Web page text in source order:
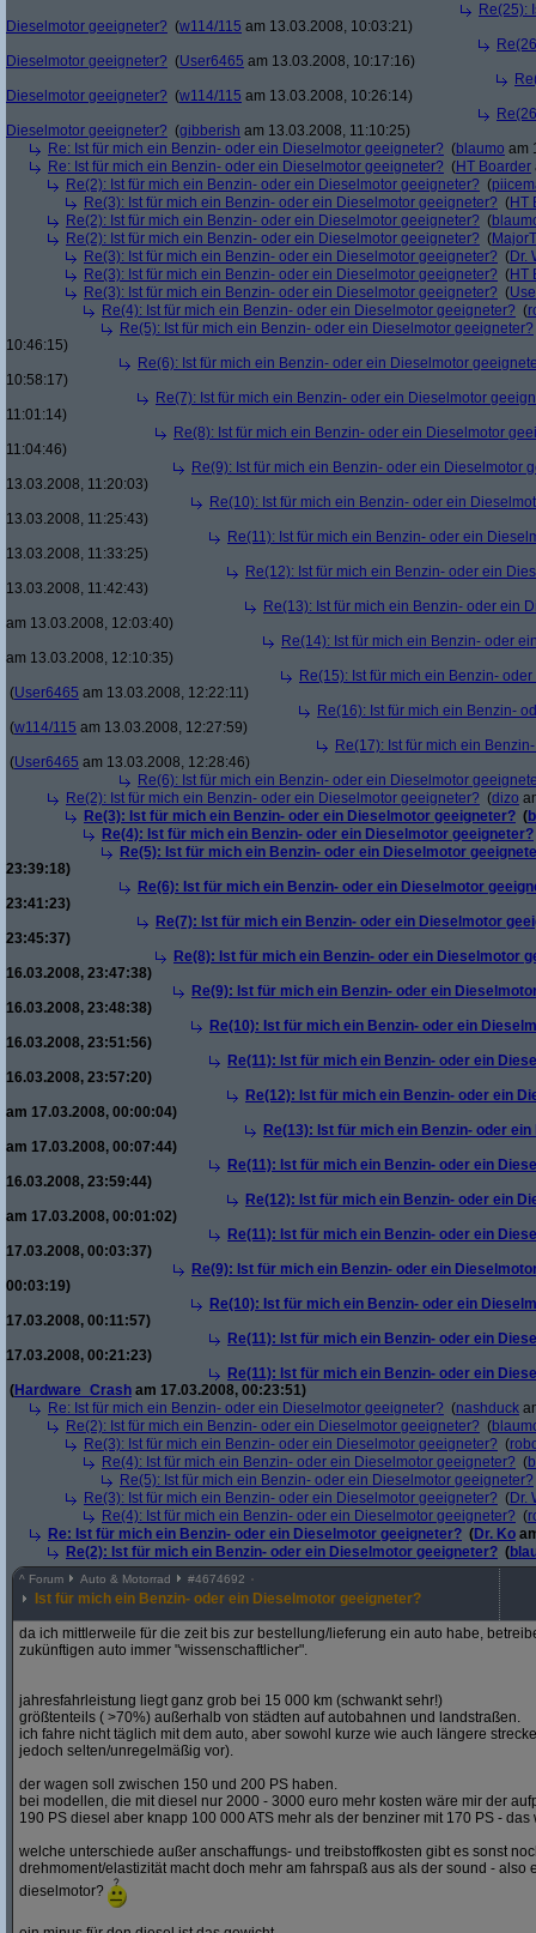
Re(25):
Dieselmotor geeigneter? (w114/115 am 13.03.2008, 10:03:21)
Dieselmotor geeigneter? (User6465 am 13.03.2008, 10:17:16)
Dieselmotor geeigneter? (w114/115 am 13.03.2008, 10:26:14)
Dieselmotor geeigneter? (gibberish am 13.03.2008, 11:10:25)
Re: Ist für mich ein Benzin- oder ein Dieselmotor geeigneter? (blaumo am
Re: Ist für mich ein Benzin- oder ein Dieselmotor geeigneter? (HT Boarder
Re(2): Ist für mich ein Benzin- oder ein Dieselmotor geeigneter? (
Re(3): Ist für mich ein Benzin- oder ein Dieselmotor geeigneter? (HT
Re(2): Ist für mich ein Benzin- oder ein Dieselmotor geeigneter? (
Re(2): Ist für mich ein Benzin- oder ein Dieselmotor geeigneter? (
Re(3): Ist für mich ein Benzin- oder ein Dieselmotor geeigneter? (Dr.
Re(3): Ist für mich ein Benzin- oder ein Dieselmotor geeigneter? (HT
Re(3): Ist für mich ein Benzin- oder ein Dieselmotor geeigneter? (
Re(4): Ist für mich ein Benzin- oder ein Dieselmotor geeigneter? (
Re(5): Ist für mich ein Benzin- oder ein Dieselmotor geeigneter?
10:46:15)
Re(6): Ist für mich ein Benzin- oder ein Dieselmotor
10:58:17)
Re(7): Ist für mich ein Benzin- oder ein Dieselmotor
11:01:14)
Re(8): Ist für mich ein Benzin- oder ein Dieselmotor
11:04:46)
Re(9): Ist für mich ein Benzin- oder ein Dieselmotor
13.03.2008, 11:20:03)
Re(10): Ist für mich ein Benzin- oder ein
13.03.2008, 11:25:43)
Re(11): Ist für mich ein Benzin- oder ein
13.03.2008, 11:33:25)
Re(12): Ist für mich ein Benzin- oder ein
13.03.2008, 11:42:43)
Re(13): Ist für mich ein Benzin- oder ein
am 13.03.2008, 12:03:40)
Re(14): Ist für mich ein Benzin- oder
am 13.03.2008, 12:10:35)
Re(15): Ist für mich ein Benzin-
(User6465 am 13.03.2008, 12:22:11)
Re(16): Ist für mich ein Benzin-
(w114/115 am 13.03.2008, 12:27:59)
Re(17): Ist für mich ein
(User6465 am 13.03.2008, 12:28:46)
Re(6): Ist für mich ein Benzin- oder ein Dieselmotor
Re(2): Ist für mich ein Benzin- oder ein Dieselmotor geeigneter? (dizo
Re(3): Ist für mich ein Benzin- oder ein Dieselmotor geeigneter? (
Re(4): Ist für mich ein Benzin- oder ein Dieselmotor geeigneter?
Re(5): Ist für mich ein Benzin- oder ein Dieselmotor
23:39:18)
Re(6): Ist für mich ein Benzin- oder ein Dieselmotor
23:41:23)
Re(7): Ist für mich ein Benzin- oder ein Dieselmotor
23:45:37)
Re(8): Ist für mich ein Benzin- oder ein Dieselmotor
16.03.2008, 23:47:38)
Re(9): Ist für mich ein Benzin- oder ein
16.03.2008, 23:48:38)
Re(10): Ist für mich ein Benzin- oder ein
16.03.2008, 23:51:56)
Re(11): Ist für mich ein Benzin- oder ein
16.03.2008, 23:57:20)
Re(12): Ist für mich ein Benzin- oder ein
am 17.03.2008, 00:00:04)
Re(13): Ist für mich ein Benzin- oder
am 17.03.2008, 00:07:44)
Re(11): Ist für mich ein Benzin- oder ein
16.03.2008, 23:59:44)
Re(12): Ist für mich ein Benzin- oder ein
am 17.03.2008, 00:01:02)
Re(11): Ist für mich ein Benzin- oder ein
17.03.2008, 00:03:37)
Re(9): Ist für mich ein Benzin- oder ein
00:03:19)
Re(10): Ist für mich ein Benzin- oder ein
17.03.2008, 00:11:57)
Re(11): Ist für mich ein Benzin- oder ein
17.03.2008, 00:21:23)
Re(11): Ist für mich ein Benzin- oder ein
(Hardware_Crash am 17.03.2008, 00:23:51)
Re: Ist für mich ein Benzin- oder ein Dieselmotor geeigneter? (nashduck
Re(2): Ist für mich ein Benzin- oder ein Dieselmotor geeigneter? (
Re(3): Ist für mich ein Benzin- oder ein Dieselmotor geeigneter? (
Re(4): Ist für mich ein Benzin- oder ein Dieselmotor geeigneter? (
Re(5): Ist für mich ein Benzin- oder ein Dieselmotor geeigneter?
Re(3): Ist für mich ein Benzin- oder ein Dieselmotor geeigneter? (Dr.
Re(4): Ist für mich ein Benzin- oder ein Dieselmotor geeigneter? (
Re: Ist für mich ein Benzin- oder ein Dieselmotor geeigneter? (Dr. Ko
Re(2): Ist für mich ein Benzin- oder ein Dieselmotor geeigneter? (
^ Forum Auto & Motorrad #4674692
Ist für mich ein Benzin- oder ein Dieselmotor geeigneter?
da ich mittlerweile für die zeit bis zur bestellung/lieferung ein auto habe,
zukünftigen auto immer "wissenschaftlicher".
jahresfahrleistung liegt ganz grob bei 15 000 km (schwankt sehr!)
größtenteils ( >70%) außerhalb von städten auf autobahnen und landstraßen.
ich fahre nicht täglich mit dem auto, aber sowohl kurze wie auch längere
jedoch selten/unregelmäßig vor).
der wagen soll zwischen 150 und 200 PS haben.
bei modellen, die mit diesel nur 2000 - 3000 euro mehr kosten wäre mir der
190 PS diesel aber knapp 100 000 ATS mehr als der benziner mit 170 PS - das
welche unterschiede außer anschaffungs- und treibstoffkosten gibt es sonst
drehmoment/elastizität macht doch mehr am fahrspaß aus als der sound - also
dieselmotor?